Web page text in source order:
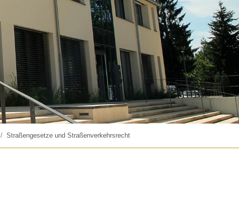
Straßengesetze und Straßenverkehrsrecht